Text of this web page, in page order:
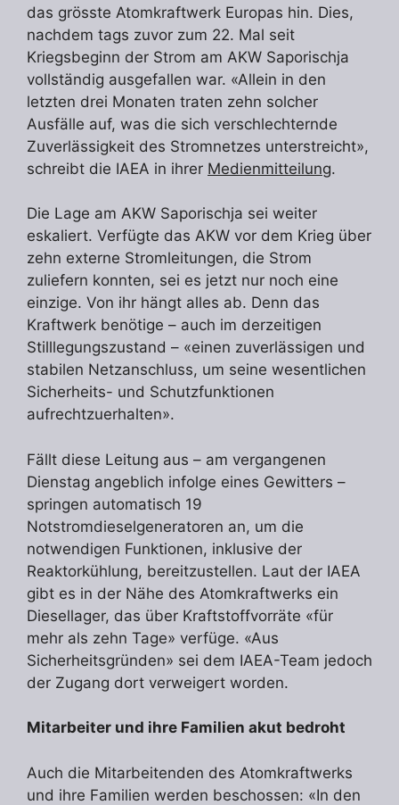
das grösste Atomkraftwerk Europas hin. Dies,
nachdem tags zuvor zum 22. Mal seit
Kriegsbeginn der Strom am AKW Saporischja
vollständig ausgefallen war. «Allein in den
letzten drei Monaten traten zehn solcher
Ausfälle auf, was die sich verschlechternde
Zuverlässigkeit des Stromnetzes unterstreicht»,
schreibt die IAEA in ihrer Medienmitteilung.
Die Lage am AKW Saporischja sei weiter
eskaliert. Verfügte das AKW vor dem Krieg über
zehn externe Stromleitungen, die Strom
zuliefern konnten, sei es jetzt nur noch eine
einzige. Von ihr hängt alles ab. Denn das
Kraftwerk benötige – auch im derzeitigen
Stilllegungszustand – «einen zuverlässigen und
stabilen Netzanschluss, um seine wesentlichen
Sicherheits- und Schutzfunktionen
aufrechtzuerhalten».
Fällt diese Leitung aus – am vergangenen
Dienstag angeblich infolge eines Gewitters –
springen automatisch 19
Notstromdieselgeneratoren an, um die
notwendigen Funktionen, inklusive der
Reaktorkühlung, bereitzustellen. Laut der IAEA
gibt es in der Nähe des Atomkraftwerks ein
Diesellager, das über Kraftstoffvorräte «für
mehr als zehn Tage» verfüge. «Aus
Sicherheitsgründen» sei dem IAEA-Team jedoch
der Zugang dort verweigert worden.
Mitarbeiter und ihre Familien akut bedroht
Auch die Mitarbeitenden des Atomkraftwerks
und ihre Familien werden beschossen: «In den